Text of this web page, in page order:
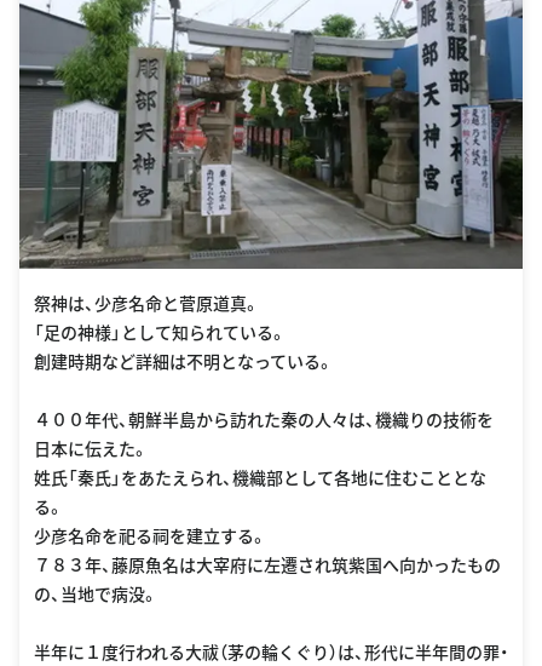
祭神は、少彦名命と菅原道真。
「足の神様」として知られている。
創建時期など詳細は不明となっている。
４００年代、朝鮮半島から訪れた秦の人々は、機織りの技術を
日本に伝えた。
姓氏「秦氏」をあたえられ、機織部として各地に住むこととな
る。
少彦名命を祀る祠を建立する。
７８３年、藤原魚名は大宰府に左遷され筑紫国へ向かったもの
の、当地で病没。
半年に１度行われる大祓（茅の輪くぐり）は、形代に半年間の罪・